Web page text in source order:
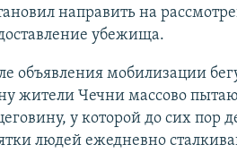
направить на
убежища.
объявления мобилизации
жители Чечни массово
у которой до сих пор
людей ежедневно